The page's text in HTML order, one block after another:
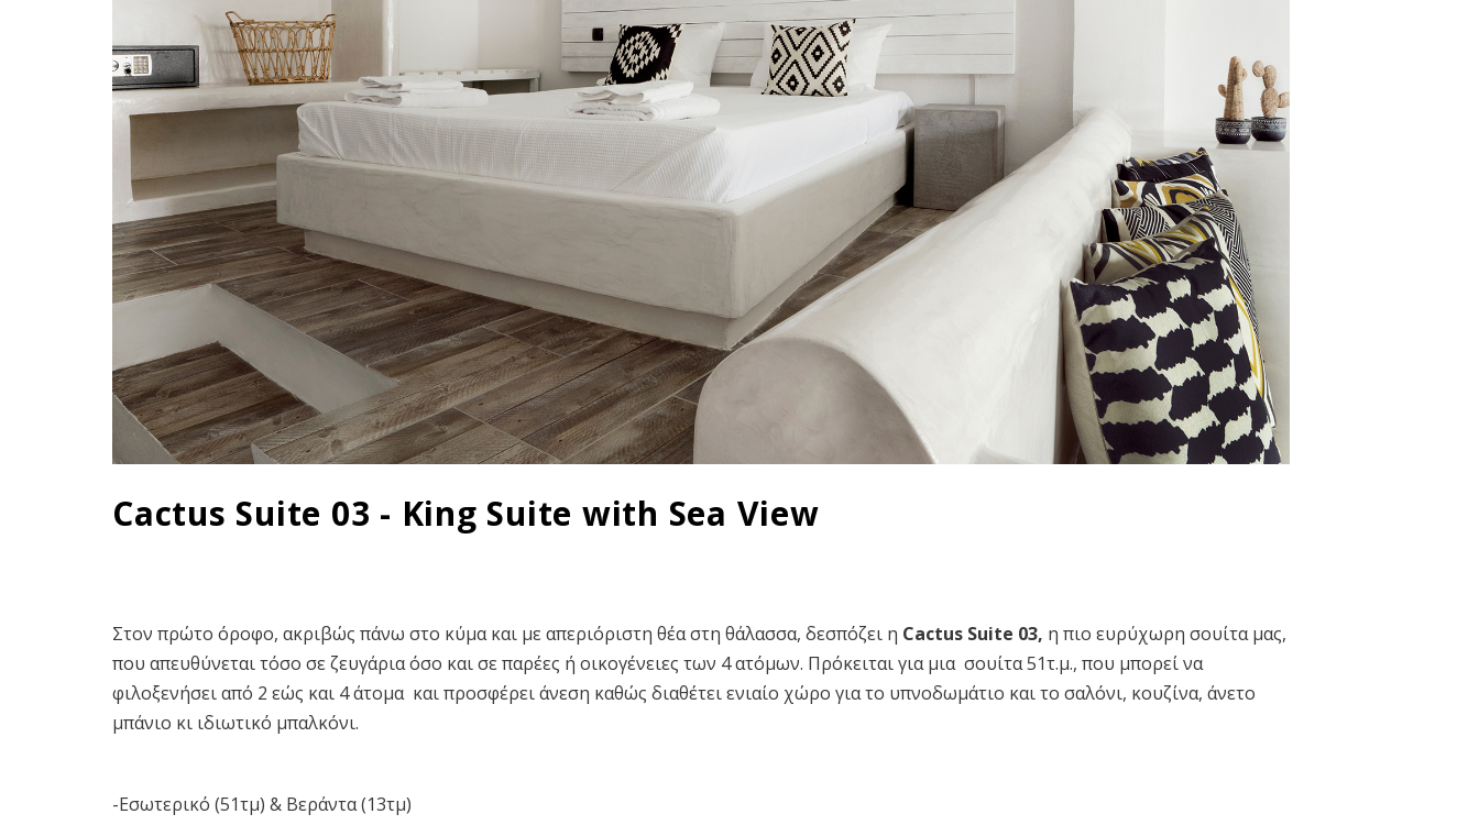
Cactus Suite 03 - King Suite with Sea View
Στον πρώτο όροφο, ακριβώς πάνω στο κύμα και με απεριόριστη θέα στη θάλασσα, δεσπόζει η Cactus Suite 03, η πιο ευρύχωρη σουίτα μας,
που απευθύνεται τόσο σε ζευγάρια όσο και σε παρέες ή οικογένειες των 4 ατόμων. Πρόκειται για μια σουίτα 51τ.μ., που μπορεί να
φιλοξενήσει από 2 εώς και 4 άτομα και προσφέρει άνεση καθώς διαθέτει ενιαίο χώρο για το υπνοδωμάτιο και το σαλόνι, κουζίνα, άνετο
μπάνιο κι ιδιωτικό μπαλκόνι.
-Εσωτερικό (51τμ) & Βεράντα (13τμ)